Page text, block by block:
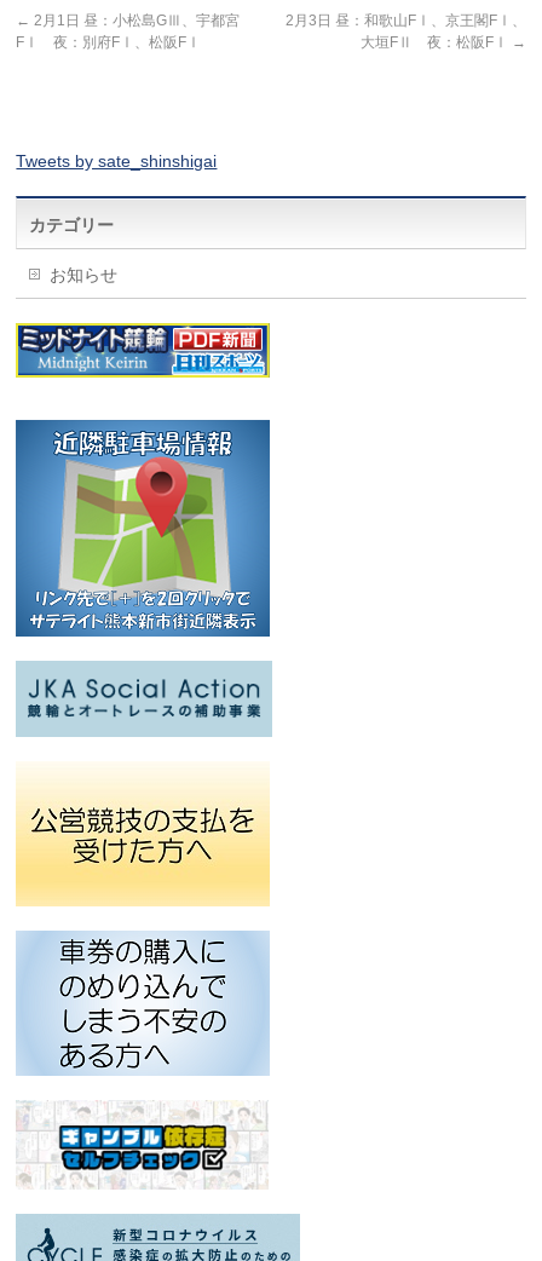
← 2月1日 昼：小松島GⅢ、宇都宮
FⅠ 夜：別府FⅠ、松阪FⅠ
2月3日 昼：和歌山FⅠ、京王閣FⅠ、
大垣FⅡ 夜：松阪FⅠ
→
Tweets by sate_shinshigai
カテゴリー
お知らせ